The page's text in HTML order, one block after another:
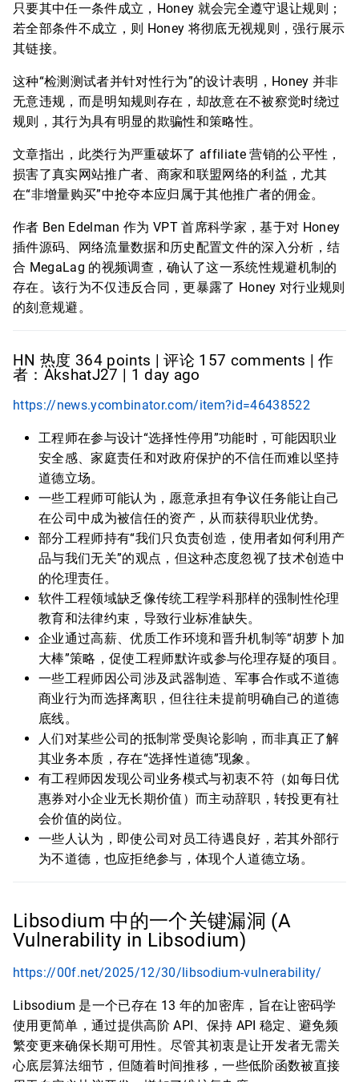
只要其中任一条件成立，Honey 就会完全遵守退让规则；
若全部条件不成立，则 Honey 将彻底无视规则，强行展示
其链接。
这种“检测测试者并针对性行为”的设计表明，Honey 并非
无意违规，而是明知规则存在，却故意在不被察觉时绕过
规则，其行为具有明显的欺骗性和策略性。
文章指出，此类行为严重破坏了 affiliate 营销的公平性，
损害了真实网站推广者、商家和联盟网络的利益，尤其
在“非增量购买”中抢夺本应归属于其他推广者的佣金。
作者 Ben Edelman 作为 VPT 首席科学家，基于对 Honey
插件源码、网络流量数据和历史配置文件的深入分析，结
合 MegaLag 的视频调查，确认了这一系统性规避机制的
存在。该行为不仅违反合同，更暴露了 Honey 对行业规则
的刻意规避。
HN 热度 364 points | 评论 157 comments | 作
者：AkshatJ27 | 1 day ago
https://news.ycombinator.com/item?id=46438522
工程师在参与设计“选择性停用”功能时，可能因职业
安全感、家庭责任和对政府保护的不信任而难以坚持
道德立场。
一些工程师可能认为，愿意承担有争议任务能让自己
在公司中成为被信任的资产，从而获得职业优势。
部分工程师持有“我们只负责创造，使用者如何利用产
品与我们无关”的观点，但这种态度忽视了技术创造中
的伦理责任。
软件工程领域缺乏像传统工程学科那样的强制性伦理
教育和法律约束，导致行业标准缺失。
企业通过高薪、优质工作环境和晋升机制等“胡萝卜加
大棒”策略，促使工程师默许或参与伦理存疑的项目。
一些工程师因公司涉及武器制造、军事合作或不道德
商业行为而选择离职，但往往未提前明确自己的道德
底线。
人们对某些公司的抵制常受舆论影响，而非真正了解
其业务本质，存在“选择性道德”现象。
有工程师因发现公司业务模式与初衷不符（如每日优
惠券对小企业无长期价值）而主动辞职，转投更有社
会价值的岗位。
一些人认为，即使公司对员工待遇良好，若其外部行
为不道德，也应拒绝参与，体现个人道德立场。
Libsodium 中的一个关键漏洞 (A
Vulnerability in Libsodium)
https://00f.net/2025/12/30/libsodium-vulnerability/
Libsodium 是一个已存在 13 年的加密库，旨在让密码学
使用更简单，通过提供高阶 API、保持 API 稳定、避免频
繁变更来确保长期可用性。尽管其初衷是让开发者无需关
心底层算法细节，但随着时间推移，一些低阶函数被直接